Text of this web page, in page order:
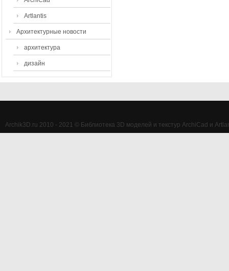
Artlantis
Архитектурные новости
архитектура
дизайн
Archik3D.ru 2010 - 2021 © Библиотека 3D моделей и текстур ArchiCad и